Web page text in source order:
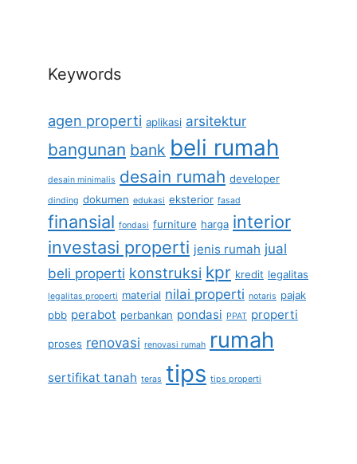
Keywords
agen properti aplikasi arsitektur
bangunan bank beli rumah
desain minimalis desain rumah developer
dinding dokumen edukasi eksterior fasad
finansial fondasi furniture harga interior
investasi properti jenis rumah jual
beli properti konstruksi kpr kredit legalitas
legalitas properti material nilai properti notaris pajak
pbb perabot perbankan pondasi PPAT properti
proses renovasi renovasi rumah rumah
sertifikat tanah teras tips tips properti